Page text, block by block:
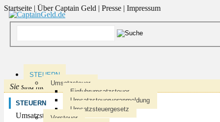
Startseite | Über Captain Geld | Presse | Impressum
STEUERN
Umsatzsteuer
Einfuhrumsatzsteuer
Umsatzsteuervoranmeldung
Umsatzsteuergesetz
Vorsteuer
Sie sind hier :CaptainGeld.de
STEUERN
Umsatzsteuer